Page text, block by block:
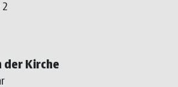
2
der Kirche